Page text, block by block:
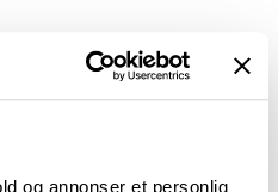
og annonser et personlig